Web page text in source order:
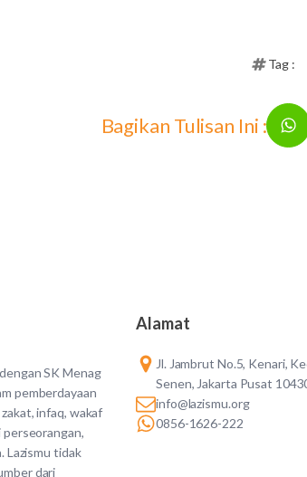
Tag :
Bagikan Tulisan Ini :
SK Menag
pemberdayaan
infaq, wakaf
perseorangan,
Lazismu tidak
dari
Alamat
Jl. Jambrut No.5, Kenari,
Senen, Jakarta Pusat
info@lazismu.org
0856-1626-222